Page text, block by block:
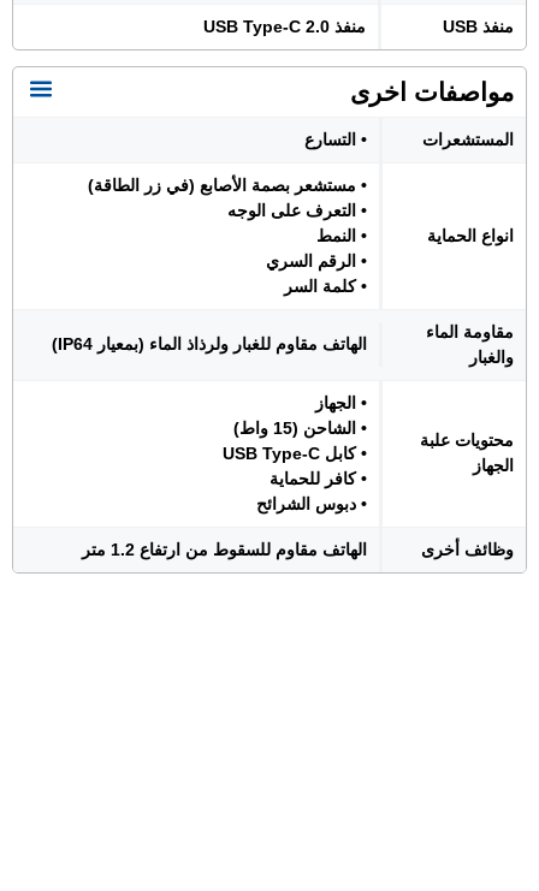
منفذ USB منفذ USB Type-C 2.0
مواصفات اخرى
المستشعرات • التسارع
انواع الحماية
• مستشعر بصمة الأصابع (في زر الطاقة)
• التعرف على الوجه
• النمط
• الرقم السري
• كلمة السر
مقاومة الماء
والغبار
الهاتف مقاوم للغبار ولرذاذ الماء (بمعيار IP64)
محتويات علبة
الجهاز
• الجهاز
• الشاحن (15 واط)
• كابل USB Type-C
• كافر للحماية
• دبوس الشرائح
وظائف أخرى الهاتف مقاوم للسقوط من ارتفاع 1.2 متر